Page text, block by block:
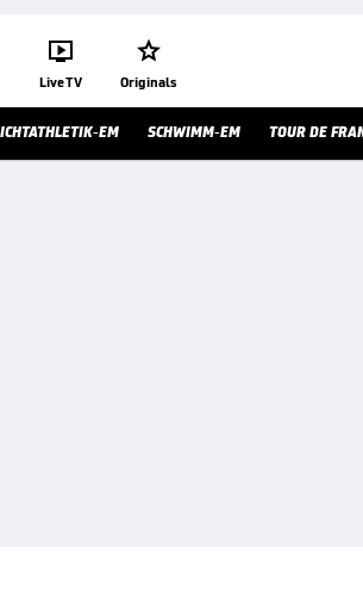

Live TV

Originals
EM SCHWIMM-EM TOUR DE